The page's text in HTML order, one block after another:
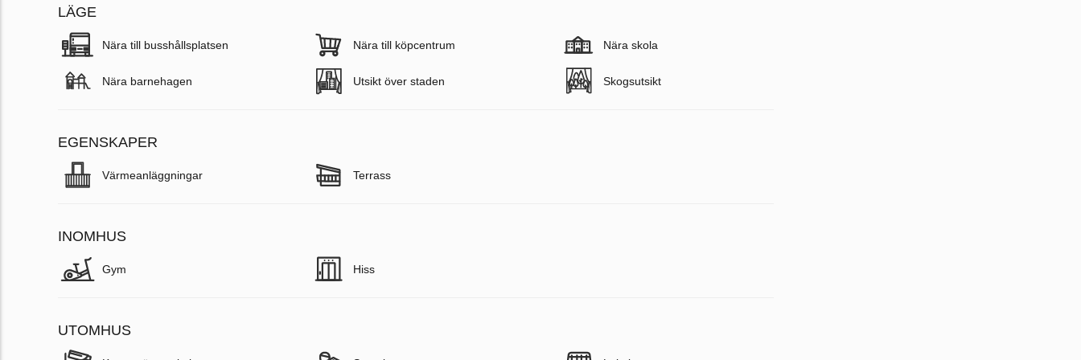
LÄGE
Nära till busshållsplatsen Nära till köpcentrum Nära skola
Nära barnehagen Utsikt över staden Skogsutsikt
EGENSKAPER
Värmeanläggningar Terrass
INOMHUS
Gym Hiss
UTOMHUS